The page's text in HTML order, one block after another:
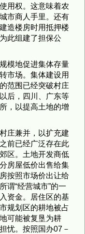
用权。这意味着农
市商人手里。还有
造楼房时用抵押楼
此组建了担保公
地促进集体存量
市场。集体建设用
范围已经突破村庄
后，四川、广东等
，以提高土地的增
兼并，以扩充建
前已经广泛存在此
区。土地开发商低
房屋低价出售给集
按照市场价出让给
谓“经营城市”的一
资金。居住区的基
规划区的耕地被占
可能被复垦为耕
忧。按照国办07－